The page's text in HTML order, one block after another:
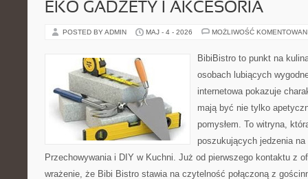
EKO GADŻETY I AKCESORIA
POSTED BY ADMIN MAJ - 4 - 2026 MOŻLIWOŚĆ
BibiBistro to punkt na
osobach lubiących
internetowa pokazuje
mają być nie tylko
pomysłem. To witryna,
poszukujących jedzenia
Przechowywania i DIY w Kuchni. Już od pierwszego kontaktu z
wrażenie, że Bibi Bistro stawia na czytelność połączoną z